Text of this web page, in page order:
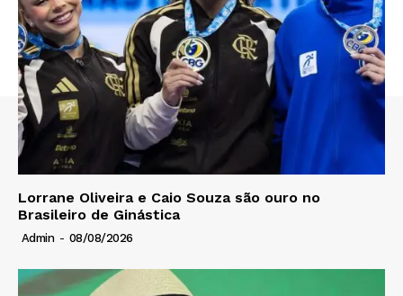
Lorrane Oliveira e Caio Souza são ouro no
Brasileiro de Ginástica
Admin - 08/08/2026